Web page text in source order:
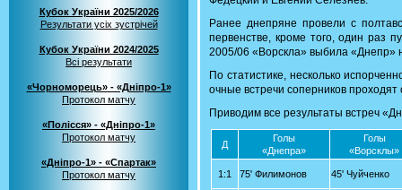
Кубок України 2025/2026
Результати усіх зустрічей
Кубок України 2024/2025
Всі результати
«Чорноморець» - «Дніпро-1»
Протокол матчу
«Полісся» - «Дніпро-1»
Протокол матчу
«Дніпро-1» - «Спартак»
Протокол матчу
Ранее днепряне провели с
первенстве, кроме того, один раз
2005/06 «Ворскла» выбила «Днепр»
По статистике, несколько
очные встречи соперников
Приводим все результаты встреч
Д
Голы
«Днепра»
Голы
«Ворсклы»
1:1 75' Филимонов 45' Чуйченко